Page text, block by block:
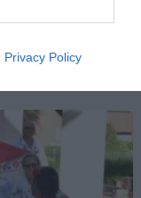
Privacy Policy
a IV-a